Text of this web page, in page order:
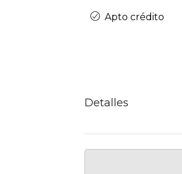
Apto crédito
Detalles